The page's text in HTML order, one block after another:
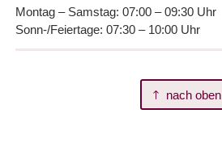
Montag – Samstag: 07:00 – 09:30 Uhr
Sonn-/Feiertage: 07:30 – 10:00 Uhr
nach oben